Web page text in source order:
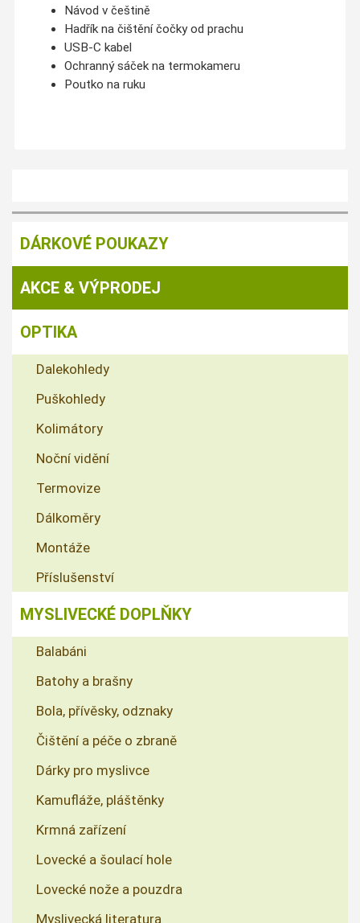
Návod v češtině
Hadřík na čištění čočky od prachu
USB-C kabel
Ochranný sáček na termokameru
Poutko na ruku
DÁRKOVÉ POUKAZY
AKCE & VÝPRODEJ
OPTIKA
Dalekohledy
Puškohledy
Kolimátory
Noční vidění
Termovize
Dálkoměry
Montáže
Příslušenství
MYSLIVECKÉ DOPLŇKY
Balabáni
Batohy a brašny
Bola, přívěsky, odznaky
Čištění a péče o zbraně
Dárky pro myslivce
Kamufláže, pláštěnky
Krmná zařízení
Lovecké a šoulací hole
Lovecké nože a pouzdra
Myslivecká literatura